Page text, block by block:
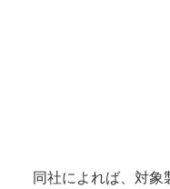
同社によれば、対象